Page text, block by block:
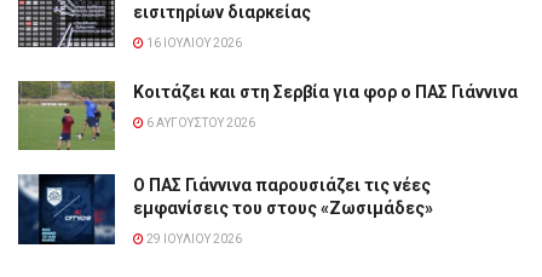
εισιτηρίων διαρκείας
16 ΙΟΥΛΊΟΥ 2026
Κοιτάζει και στη Σερβία για φορ ο ΠΑΣ Γιάννινα
6 ΑΥΓΟΎΣΤΟΥ 2026
Ο ΠΑΣ Γιάννινα παρουσιάζει τις νέες
εμφανίσεις του στους «Ζωσιμάδες»
29 ΙΟΥΛΊΟΥ 2026